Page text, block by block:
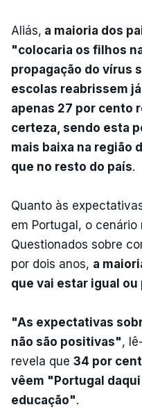
Aliás, a maioria dos
"colocaria os filhos
propagação do vírus
escolas reabrissem
apenas 27 por cento
certeza, sendo esta
mais baixa na região
que no resto do país.
Quanto às
em Portugal, o cenário
Questionados sobre
por dois anos, a
que vai estar igual ou
"As expectativas
não são positivas",
revela que 34 por
vêem "Portugal
educação".